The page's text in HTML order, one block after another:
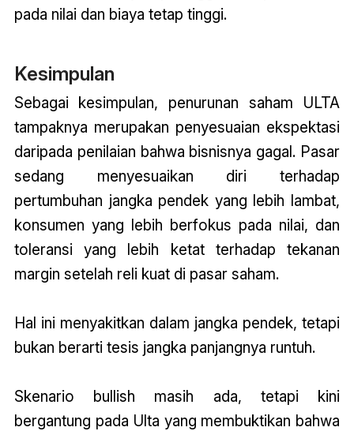
pada nilai dan biaya tetap tinggi.
Kesimpulan
Sebagai kesimpulan, penurunan saham ULTA
tampaknya merupakan penyesuaian ekspektasi
daripada penilaian bahwa bisnisnya gagal. Pasar
sedang menyesuaikan diri terhadap
pertumbuhan jangka pendek yang lebih lambat,
konsumen yang lebih berfokus pada nilai, dan
toleransi yang lebih ketat terhadap tekanan
margin setelah reli kuat di pasar saham.
Hal ini menyakitkan dalam jangka pendek, tetapi
bukan berarti tesis jangka panjangnya runtuh.
Skenario bullish masih ada, tetapi kini
bergantung pada Ulta yang membuktikan bahwa